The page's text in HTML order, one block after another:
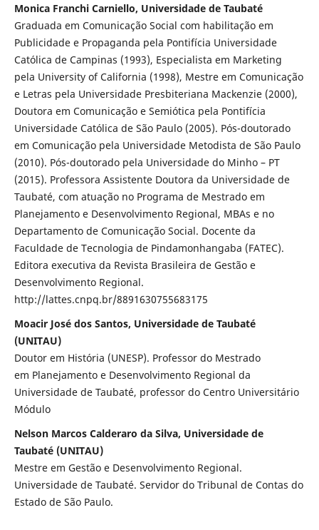
Monica Franchi Carniello, Universidade de Taubaté
Graduada em Comunicação Social com habilitação em
Publicidade e Propaganda pela Pontifícia Universidade
Católica de Campinas (1993), Especialista em Marketing
pela University of California (1998), Mestre em Comunicação
e Letras pela Universidade Presbiteriana Mackenzie (2000),
Doutora em Comunicação e Semiótica pela Pontifícia
Universidade Católica de São Paulo (2005). Pós-doutorado
em Comunicação pela Universidade Metodista de São Paulo
(2010). Pós-doutorado pela Universidade do Minho – PT
(2015). Professora Assistente Doutora da Universidade de
Taubaté, com atuação no Programa de Mestrado em
Planejamento e Desenvolvimento Regional, MBAs e no
Departamento de Comunicação Social. Docente da
Faculdade de Tecnologia de Pindamonhangaba (FATEC).
Editora executiva da Revista Brasileira de Gestão e
Desenvolvimento Regional.
http://lattes.cnpq.br/8891630755683175
Moacir José dos Santos, Universidade de Taubaté
(UNITAU)
Doutor em História (UNESP). Professor do Mestrado
em Planejamento e Desenvolvimento Regional da
Universidade de Taubaté, professor do Centro Universitário
Módulo
Nelson Marcos Calderaro da Silva, Universidade de
Taubaté (UNITAU)
Mestre em Gestão e Desenvolvimento Regional.
Universidade de Taubaté. Servidor do Tribunal de Contas do
Estado de São Paulo.